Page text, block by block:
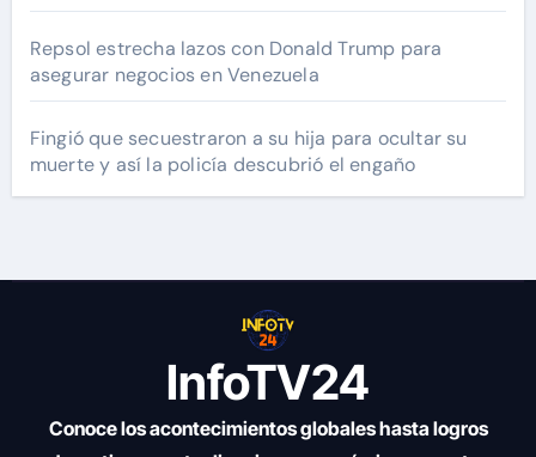
Repsol estrecha lazos con Donald Trump para
asegurar negocios en Venezuela
Fingió que secuestraron a su hija para ocultar su
muerte y así la policía descubrió el engaño
InfoTV24
Conoce los acontecimientos globales hasta logros